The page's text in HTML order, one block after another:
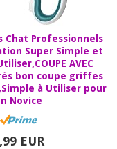
Chat Professionnels
Super Simple et
AVEC
bon coupe griffes
à Utiliser pour
Novice
EUR